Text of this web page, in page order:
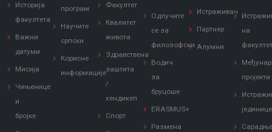
Историја
факултета
Важни
датуми
Мисија
Чињенице
и
бројке
програм
Научите
српски
Корисне
информације
Факултет
Квалитет
живота
Здравствена
заштита
/
хендикеп
Спорт
Одлучите
се за
филозофски
Водич
за
бруцоше
ERASMUS+
Размена
Истраживач
Партнер
Алумни
на
пројекти
јединице